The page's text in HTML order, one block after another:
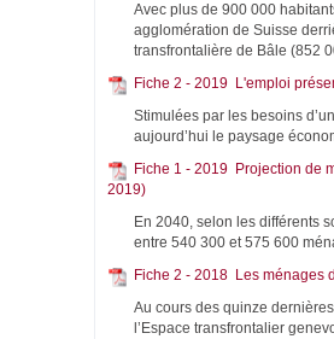
Avec plus de 900 000
agglomération de Suisse
transfrontalière de Bâle (852
Fiche 2 - 2019 L'emploi
Stimulées par les besoins
aujourd’hui le paysage
Fiche 1 - 2019 Projection de
2019)
En 2040, selon les différents
entre 540 300 et 575 600
Fiche 2 - 2018 Les ménages
Au cours des quinze
l’Espace transfrontalier